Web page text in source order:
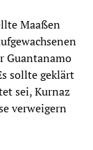
Maaßen
Guantanamo
sollte geklärt
sei, Kurnaz
verweigern